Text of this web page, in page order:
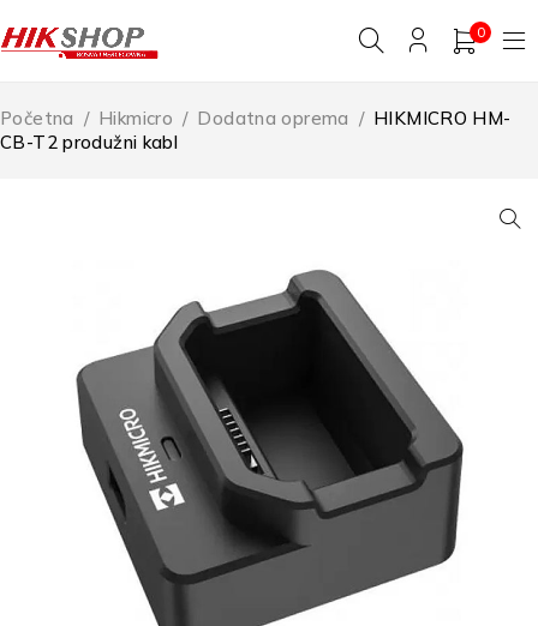
0
Početna / Hikmicro / Dodatna oprema / HIKMICRO HM-
CB-T2 produžni kabl